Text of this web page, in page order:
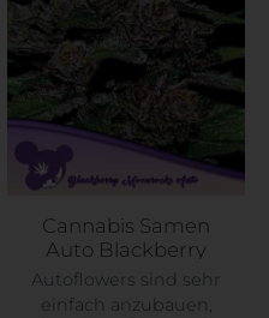
Cannabis Samen
Auto Blackberry
Moonrocks
Autoflowers sind sehr
einfach anzubauen,